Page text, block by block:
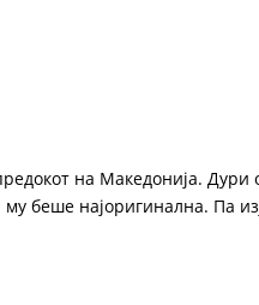
на Македонија. Дури
му беше најоригинална. Па